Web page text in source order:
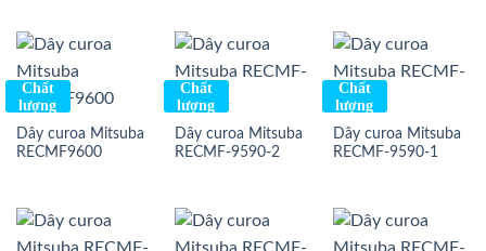
Chất
lượng
Dây curoa Mitsuba
RECMF9600
Chất
lượng
Dây curoa Mitsuba
RECMF-9590-2
Chất
lượng
Dây curoa Mitsuba
RECMF-9590-1